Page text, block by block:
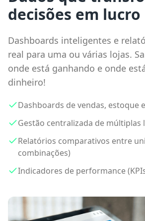
decisões em lucro
Dashboards inteligentes e
real para uma ou várias lojas.
onde está ganhando e onde
dinheiro!
Dashboards de vendas, estoque
Gestão centralizada de múltiplas
Relatórios comparativos entre
combinações)
Indicadores de performance